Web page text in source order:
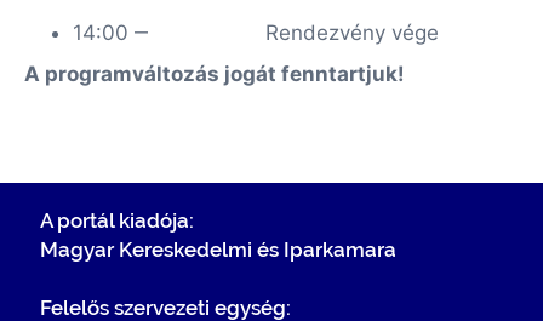
14:00 ‒
Rendezvény vége
A programváltozás jogát fenntartjuk!
A portál kiadója:
Magyar Kereskedelmi és Iparkamara
Felelős szervezeti egység: